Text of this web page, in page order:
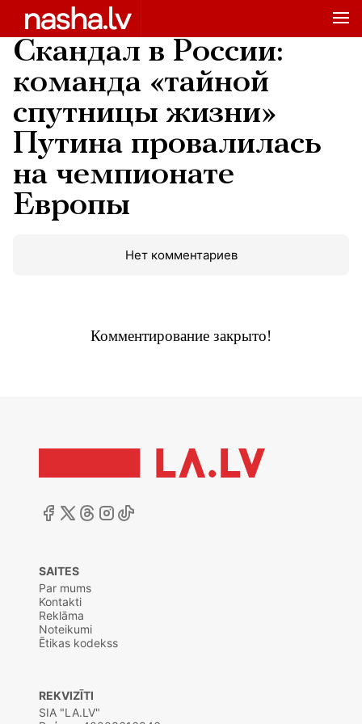
Скандал в России:
команда «тайной
спутницы жизни»
Путина провалилась
на чемпионате
Европы
Нет комментариев
Комментирование закрыто!
SAITES
Par mums
Kontakti
Reklāma
Noteikumi
Ētikas kodekss
REKVIZĪTI
SIA "LA.LV"